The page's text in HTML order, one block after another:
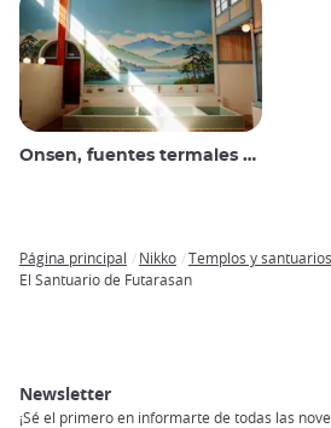
Onsen, fuentes termales y baños públicos
Breadcrumb
Página principal Nikko
Templos y
El Santuario de Futarasan
Newsletter
¡Sé el primero en informarte de todas las